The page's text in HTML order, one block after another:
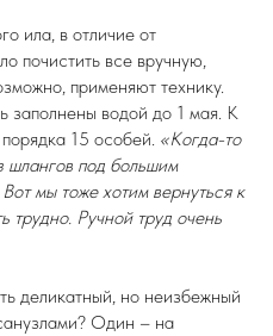
ила, в отличие от
почистить все вручную,
применяют технику.
заполнены водой до 1 мая. К
15 особей. «Когда-то
шлангов под большим
Вот мы тоже хотим вернуться к
трудно. Ручной труд очень
деликатный, но неизбежный
Один – на